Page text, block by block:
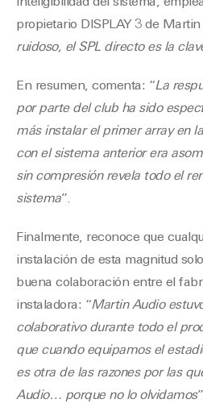
propietario DISPLAY 3 de Martin
ruidoso, el SPL directo es la
En resumen, comenta: “La
por parte del club ha sido
más instalar el primer array en
con el sistema anterior era
sin compresión revela todo el
sistema”.
Finalmente, reconoce que
instalación de esta magnitud
buena colaboración entre el
instaladora: “Martin Audio
colaborativo durante todo el
que cuando equipamos el
es otra de las razones por las
Audio… porque no lo olvidamos